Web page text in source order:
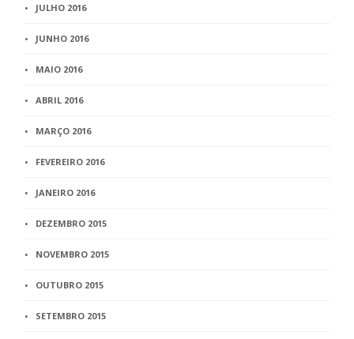
JULHO 2016
JUNHO 2016
MAIO 2016
ABRIL 2016
MARÇO 2016
FEVEREIRO 2016
JANEIRO 2016
DEZEMBRO 2015
NOVEMBRO 2015
OUTUBRO 2015
SETEMBRO 2015